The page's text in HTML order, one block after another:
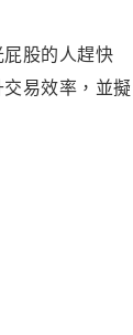
屁股的人趕快
交易效率 ， 並擬